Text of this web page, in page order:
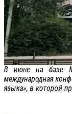
В июне на базе
международная
языка», в которой